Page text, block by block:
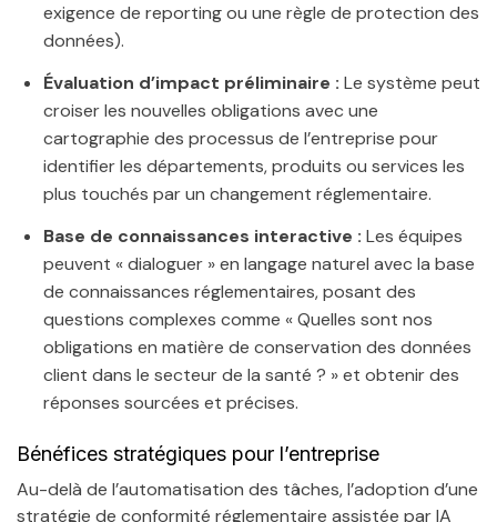
exigence de reporting ou une règle de protection des
données).
Évaluation d’impact préliminaire : Le système peut
croiser les nouvelles obligations avec une
cartographie des processus de l’entreprise pour
identifier les départements, produits ou services les
plus touchés par un changement réglementaire.
Base de connaissances interactive : Les équipes
peuvent « dialoguer » en langage naturel avec la base
de connaissances réglementaires, posant des
questions complexes comme « Quelles sont nos
obligations en matière de conservation des données
client dans le secteur de la santé ? » et obtenir des
réponses sourcées et précises.
Bénéfices stratégiques pour l’entreprise
Au-delà de l’automatisation des tâches, l’adoption d’une
stratégie de conformité réglementaire assistée par IA